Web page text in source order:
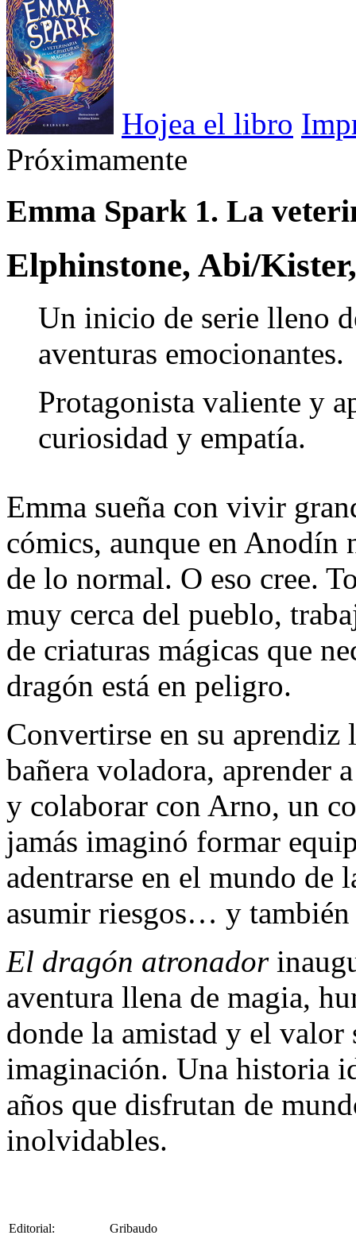
Hojea el libro
Próximamente
Emma Spark 1. La
Elphinstone, Abi/
Un inicio de serie lleno
aventuras emocionantes.
Protagonista valiente y
curiosidad y empatía.
Emma sueña con vivir
cómics, aunque en Anodín
de lo normal. O eso cree.
muy cerca del pueblo,
de criaturas mágicas que
dragón está en peligro.
Convertirse en su aprendiz
bañera voladora, aprender
y colaborar con Arno, un
jamás imaginó formar
adentrarse en el mundo de
asumir riesgos… y también
El dragón atronador
aventura llena de magia,
donde la amistad y el
imaginación. Una historia
años que disfrutan de
inolvidables.
Editorial: Gribaudo